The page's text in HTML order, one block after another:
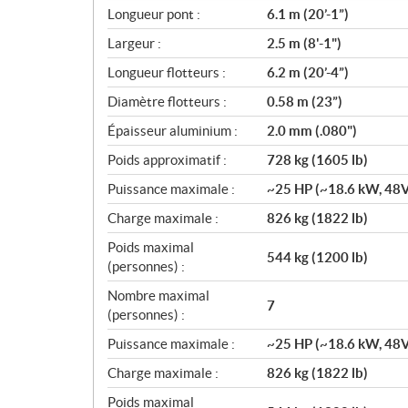
c
a
t
i
o
n
s
Longueur pont :
6.1 m (20’-1”)
Largeur :
2.5 m (8'-1")
Longueur flotteurs :
6.2 m (20’-4”)
Diamètre flotteurs :
0.58 m (23”)
Épaisseur aluminium :
2.0 mm (.080")
Poids approximatif :
728 kg (1605 lb)
Puissance maximale :
~25 HP (~18.6 kW,
Charge maximale :
826 kg (1822 lb)
Poids maximal
(personnes) :
544 kg (1200 lb)
Nombre maximal
(personnes) :
7
Puissance maximale :
~25 HP (~18.6 kW,
Charge maximale :
826 kg (1822 lb)
Poids maximal